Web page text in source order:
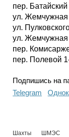
пер.
ул. Жемчужная
ул.
ул.
пер.
пер. Полевой
Подпишись на
Telegram
Шахты ШМЭС